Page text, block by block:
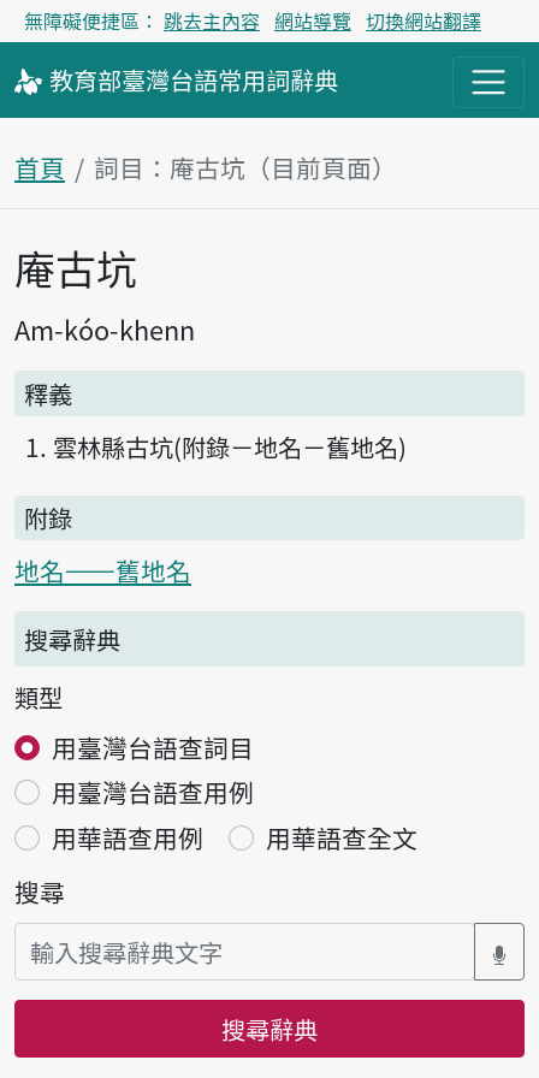
無障礙便捷區： 跳去主內容 網站導覽 切換網站翻譯
教育部臺灣台語常用詞辭典
首頁 詞目：庵古坑（目前頁面）
主內容區塊
庵古坑
Am-kóo-khenn
釋義
雲林縣古坑(附錄－地名－舊地名)
附錄
地名——舊地名
搜尋辭典
類型
用臺灣台語查詞目
用臺灣台語查用例
用華語查用例
用華語查全文
搜尋
搜尋辭典